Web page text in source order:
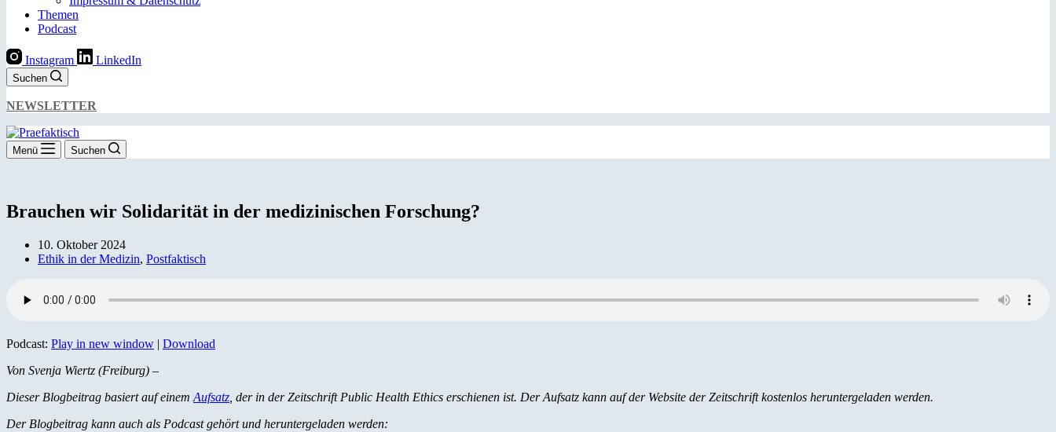
Themen
Podcast
Instagram LinkedIn
Suchen
NEWSLETTER
Menü Suchen
Brauchen wir Solidarität in der medizinischen Forschung?
10. Oktober 2024
Ethik in der Medizin, Postfaktisch
Podcast: Play in new window | Download
Von Svenja Wiertz (Freiburg) –
Dieser Blogbeitrag basiert auf einem Aufsatz , der in der Zeitschrift Public Health Ethics erschienen ist. Der Aufsatz kann auf der Website der Zeitschrift kostenlos heruntergeladen werden.
Der Blogbeitrag kann auch als Podcast gehört und heruntergeladen werden: